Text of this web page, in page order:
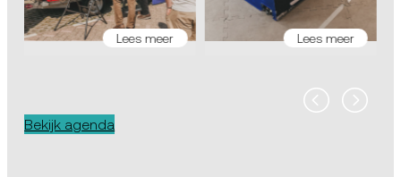
Lees meer Lees meer
Bekijk agenda